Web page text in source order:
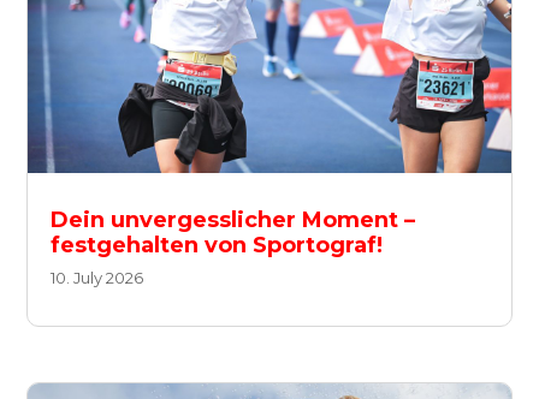
Dein unvergesslicher Moment –
festgehalten von Sportograf!
10. July 2026